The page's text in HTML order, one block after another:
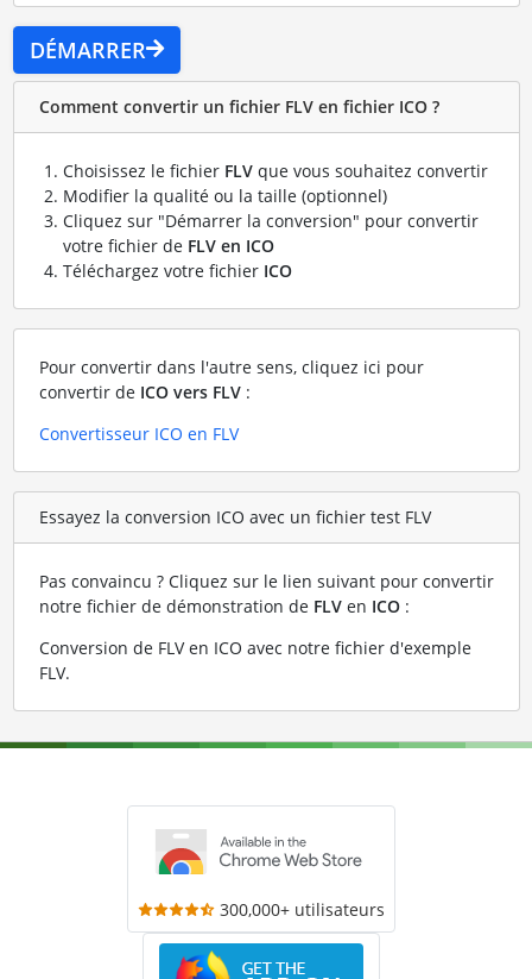
DÉMARRER
Comment convertir un fichier FLV en fichier ICO ?
Choisissez le fichier FLVque vous souhaitez convertir
Modifier la qualité ou la taille (optionnel)
Cliquez sur "Démarrer la conversion" pour convertir
votre fichier de FLV en ICO
Téléchargez votre fichier ICO
Pour convertir dans l'autre sens, cliquez ici pour
convertir de ICO vers FLV:
Convertisseur ICO en FLV
Essayez la conversion ICO avec un fichier test FLV
Pas convaincu ? Cliquez sur le lien suivant pour convertir
notre fichier de démonstration de FLVen ICO:
Conversion de FLV en ICO avec notre fichier d'exemple
FLV.
300,000+ utilisateurs